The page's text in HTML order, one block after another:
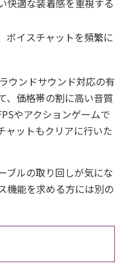
快適な装着感を重視する
ボイスチャットを頻繁に
ウンドサウンド対応の有
、価格帯の割に高い音質
やアクションゲームで
ャットもクリアに行いた
ブルの取り回しが気にな
機能を求める方には別の